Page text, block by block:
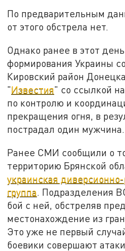
По предварительным
от этого обстрела нет.
Однако ранее в этот
формирования Украины
Кировский район
"Известия" со ссылкой
по контролю и
прекращения огня, в
пострадал один мужчина.
Ранее СМИ сообщили о
территорию Брянской
украинская
группа . Подразделения
бой с ней, обстреляв
местонахождение из
Это уже не первый
боевики совершают